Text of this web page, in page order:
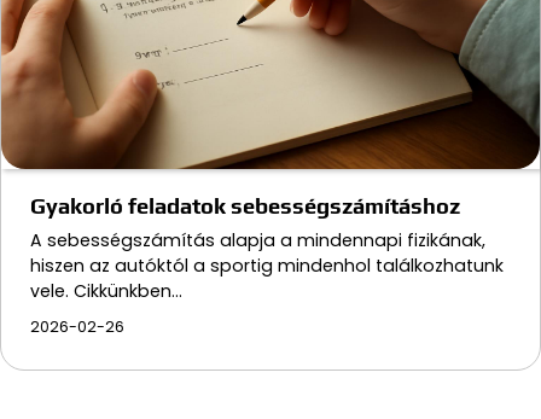
Gyakorló feladatok sebességszámításhoz
A sebességszámítás alapja a mindennapi fizikának,
hiszen az autóktól a sportig mindenhol találkozhatunk
vele. Cikkünkben…
2026-02-26